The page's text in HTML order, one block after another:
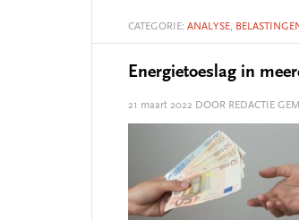
CATEGORIE: ANALYSE,
Energietoeslag in
21 maart 2022 DOOR REDACTIE